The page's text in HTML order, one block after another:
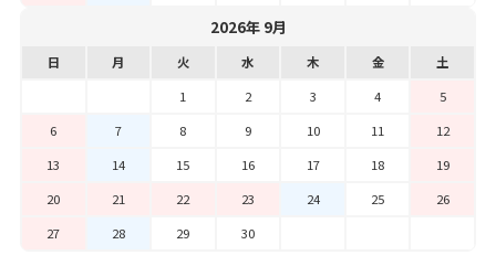
2026年 9月
日 月 火 水 木 金
土
1
2 3 4
5
6
7 8 9 10 11
12
13
14 15 16 17 18
19
20
21 22 23 24 25
26
27
28 29 30